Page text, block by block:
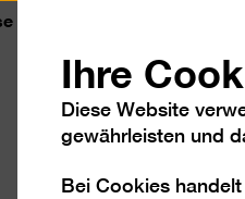
Ihre
Diese Website
gewährleisten und
Bei Cookies